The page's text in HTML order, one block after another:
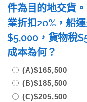
件為目的地交貨
業折扣20%，船
$5,000，貨物稅
成本為何？
(A)$165,500
(B)$185,500
(C)$205,500